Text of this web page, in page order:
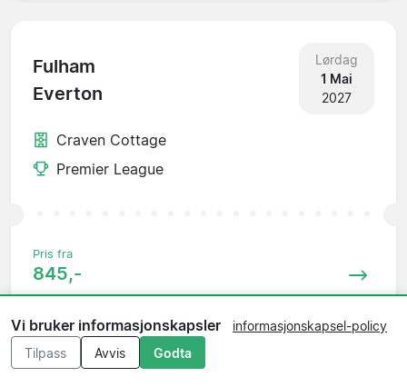
Fulham
Everton
Lørdag
1 Mai
2027
Craven Cottage
Premier League
Pris fra
845,-
Fulham
Vi bruker informasjonskapsler
informasjonskapsel-policy
Tilpass
Avvis Godta